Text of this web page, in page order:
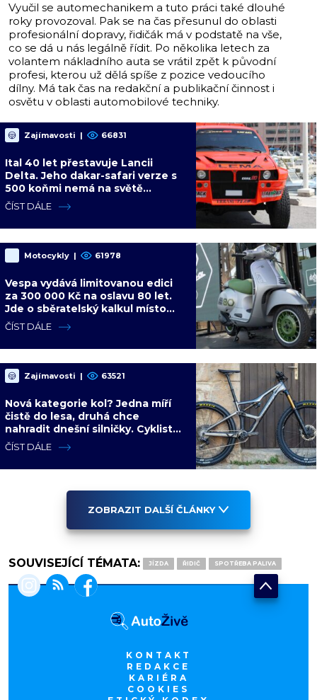
Vyučil se automechanikem a tuto práci také dlouhé
roky provozoval. Pak se na čas přesunul do oblasti
profesionální dopravy, řidičák má v podstatě na vše,
co se dá u nás legálně řídit. Po několika letech za
volantem nákladního auta se vrátil zpět k původní
profesi, kterou už dělá spíše z pozice vedoucího
dílny. Má tak čas na redakční a publikační činnost i
osvětu v oblasti automobilové techniky.
Zajímavosti | 66831
Ital 40 let přestavuje Lancii
Delta. Jeho dakar-safari verze s
500 koňmi nemá na světě
konkurenci
ČÍST DÁLE
Motocykly | 61978
Vespa vydává limitovanou edici
za 300 000 Kč na oslavu 80 let.
Jde o sběratelský kalkul místo
jízdního upgradu
ČÍST DÁLE
Zajímavosti | 63521
Nová kategorie kol? Jedna míří
čistě do lesa, druhá chce
nahradit dnešní silničky. Cyklisté
mají rozporuplné názory
ČÍST DÁLE
ZOBRAZIT DALŠÍ ČLÁNKY
SOUVISEJÍCÍ TÉMATA: JÍZDA ŘIDIČ SPOTŘEBA PALIVA
KONTAKT
REDAKCE
KARIÉRA
COOKIES